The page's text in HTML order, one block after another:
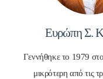
Ευρώπη Σ.
Γεννήθηκε το 1979
μικρότερη από τις